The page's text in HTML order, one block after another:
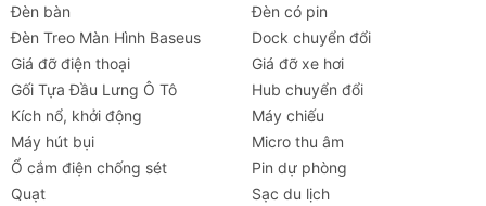
Đèn bàn
Đèn có pin
Đèn Treo Màn Hình Baseus
Dock chuyển đổi
Giá đỡ điện thoại
Giá đỡ xe hơi
Gối Tựa Đầu Lưng Ô Tô
Hub chuyển đổi
Kích nổ, khởi động
Máy chiếu
Máy hút bụi
Micro thu âm
Ổ cắm điện chống sét
Pin dự phòng
Quạt
Sạc du lịch